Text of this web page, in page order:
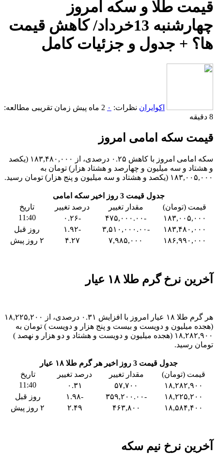
قیمت طلا و سکه امروز
چهارشنبه 13خرداد/ کاهش قیمت
ها؟ + جدول و جزئیات کامل
اکوایران نظرات: ۰ 2 ماه پیش
زمان تقریبی مطالعه:
8 دقیقه
قیمت سکه امامی امروز
سکه امامی امروز با کاهش ۰.۲۵ درصدی، از ۱۸۳,۴۸۰,۰۰۰ (یکصد
و هشتاد و سه میلیون و چهارصد و هشتاد هزار) تومان به
۱۸۳,۰۰۵,۰۰۰ (یکصد و هشتاد و سه میلیون و پنج هزار) تومان رسید.
جدول قیمت 3 روز اخیر سکه امامی
قیمت (تومان)
مقدار تغییر درصد تغییر
تاریخ
۱۸۳,۰۰۵,۰۰۰
-۴۷۵,۰۰۰.۰۰ -۰.۲۶
11:40
۱۸۳,۴۸۰,۰۰۰
-۳,۵۱۰,۰۰۰.۰۰ -۱.۹۲
روز قبل
۱۸۶,۹۹۰,۰۰۰
۷,۹۸۵,۰۰۰ ۴.۲۷ ۲ روز پیش
آخرین نرخ گرم طلا ۱۸ عیار
هر گرم طلا ۱۸ عیار امروز با افزایش ۰.۳۱ درصدی، از ۱۸,۲۲۵,۲۰۰
(هجده میلیون و دویست و بیست و پنج هزار و دویست ) تومان به
۱۸,۲۸۲,۹۰۰ (هجده میلیون و دویست و هشتاد و دو هزار و نهصد )
تومان رسید.
جدول قیمت 3 روز اخیر هر گرم طلا ۱۸ عیار
قیمت (تومان)
مقدار تغییر درصد تغییر
تاریخ
۱۸,۲۸۲,۹۰۰
۵۷,۷۰۰ ۰.۳۱
11:40
۱۸,۲۲۵,۲۰۰
-۳۵۹,۲۰۰.۰۰ -۱.۹۸
روز قبل
۱۸,۵۸۴,۴۰۰
۴۶۳,۸۰۰ ۲.۴۹ ۲ روز پیش
آخرین نرخ نیم سکه